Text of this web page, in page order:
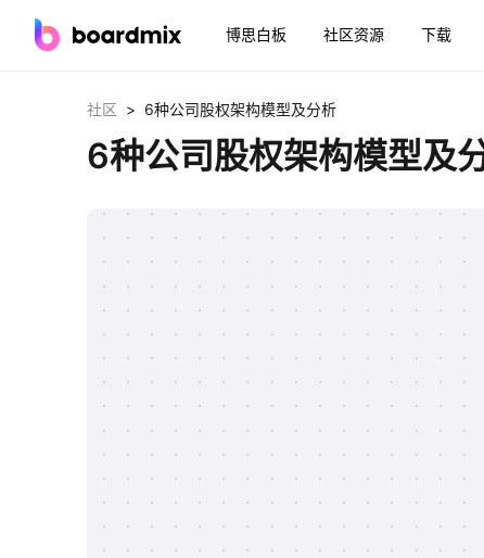
博思白板 社区资源 下载
社区 > 6种公司股权架构模型及分析
6种公司股权架构模型及